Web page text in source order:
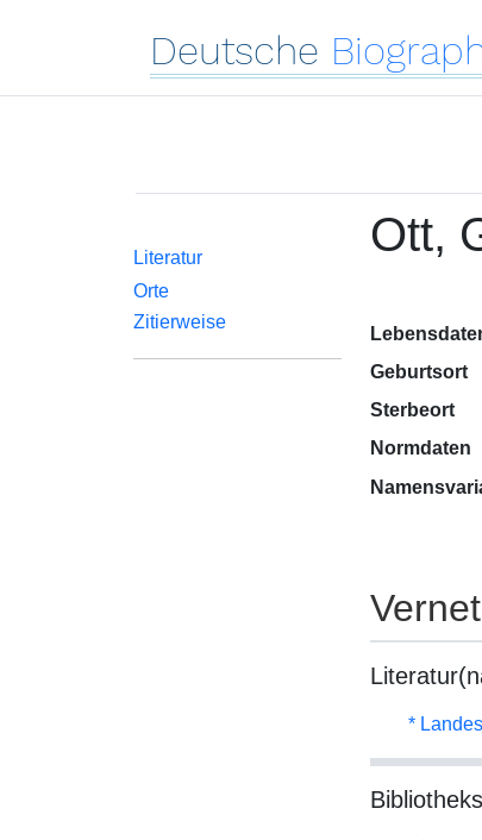
Deutsche
Literatur
Orte
Zitierweise
Ott,
Geburtsort
Sterbeort
Normdaten
*